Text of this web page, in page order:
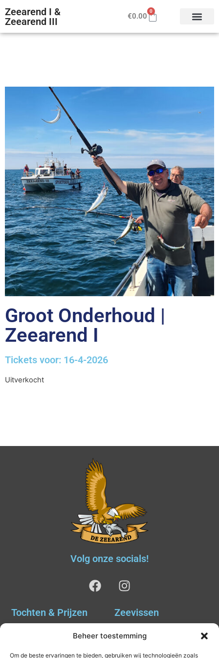
Beheer toestemming
Om de beste ervaringen te bieden, gebruiken wij technologieën zoals
Zeearend I &
Zeearend III
€0.00
0
Groot Onderhoud |
Zeearend I
Tickets voor: 16-4-2026
Uitverkocht
Volg onze socials!
Tochten & Prijzen Zeevissen
Tochten & Prijzen